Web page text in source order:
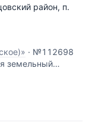
район, п.
· №112698
земельный
Вей) рядом с
Статус земли -